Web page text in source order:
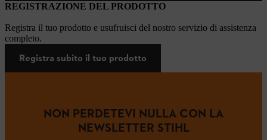
REGISTRAZIONE DEL PRODOTTO
Registra il tuo prodotto e usufruisci del nostro servizio di assistenza
completo.
Registra subito il tuo prodotto
NON PERDETEVI NULLA CON LA
NEWSLETTER STIHL